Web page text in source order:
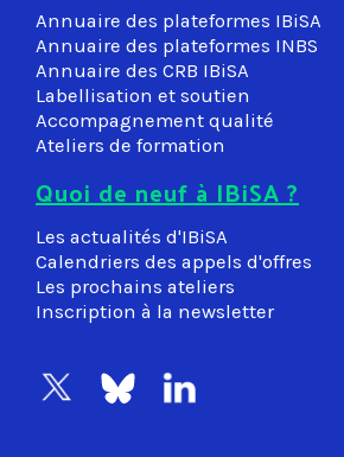
Annuaire des plateformes IBiSA
Annuaire des plateformes INBS
Annuaire des CRB IBiSA
Labellisation et soutien
Accompagnement qualité
Ateliers de formation
Quoi de neuf à IBiSA ?
Les actualités d'IBiSA
Calendriers des appels d'offres
Les prochains ateliers
Inscription à la newsletter